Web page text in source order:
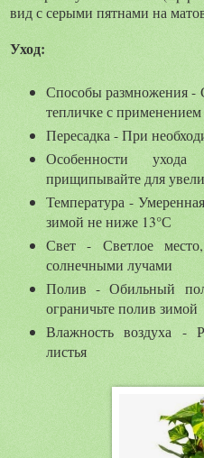
вид с серыми пятнами на
Уход:
Способы размножения -
тепличке с
Пересадка - При
Особенности
прищипывайте для
Температура -
зимой не ниже 13°С
Свет - Светлое
солнечными лучами
Полив - Обильный
ограничьте полив зимой
Влажность воздуха -
листья